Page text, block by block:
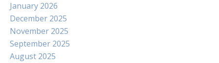
January 2026
December 2025
November 2025
September 2025
August 2025